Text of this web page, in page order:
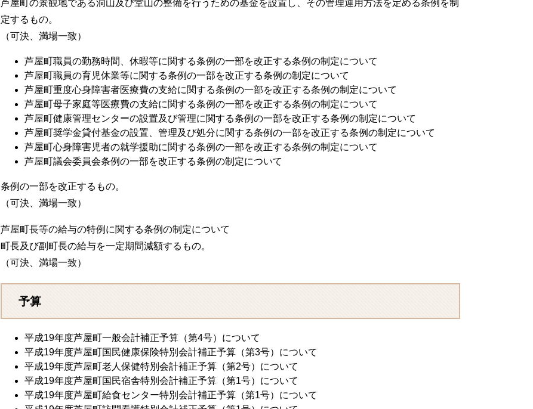
芦屋町の景観地である洞山及び堂山の整備を行うための基金を設置し、その管理運用方法を定める条例を制
定するもの。
（可決、満場一致）
芦屋町職員の勤務時間、休暇等に関する条例の一部を改正する条例の制定について
芦屋町職員の育児休業等に関する条例の一部を改正する条例の制定について
芦屋町重度心身障害者医療費の支給に関する条例の一部を改正する条例の制定について
芦屋町母子家庭等医療費の支給に関する条例の一部を改正する条例の制定について
芦屋町健康管理センターの設置及び管理に関する条例の一部を改正する条例の制定について
芦屋町奨学金貸付基金の設置、管理及び処分に関する条例の一部を改正する条例の制定について
芦屋町心身障害児者の就学援助に関する条例の一部を改正する条例の制定について
芦屋町議会委員会条例の一部を改正する条例の制定について
条例の一部を改正するもの。
（可決、満場一致）
芦屋町長等の給与の特例に関する条例の制定について
町長及び副町長の給与を一定期間減額するもの。
（可決、満場一致）
予算
平成19年度芦屋町一般会計補正予算（第4号）について
平成19年度芦屋町国民健康保険特別会計補正予算（第3号）について
平成19年度芦屋町老人保健特別会計補正予算（第2号）について
平成19年度芦屋町国民宿舎特別会計補正予算（第1号）について
平成19年度芦屋町給食センター特別会計補正予算（第1号）について